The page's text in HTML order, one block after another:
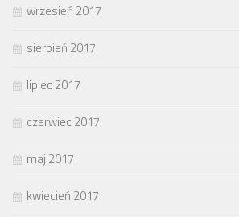
wrzesień 2017
sierpień 2017
lipiec 2017
czerwiec 2017
maj 2017
kwiecień 2017